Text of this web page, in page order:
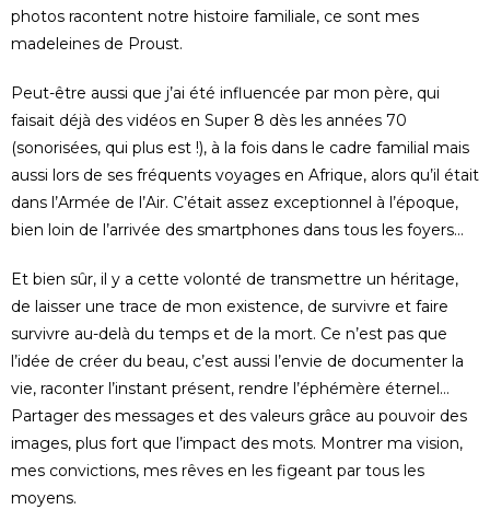
photos racontent notre histoire familiale, ce sont mes
madeleines de Proust.
Peut-être aussi que j’ai été influencée par mon père, qui
faisait déjà des vidéos en Super 8 dès les années 70
(sonorisées, qui plus est !), à la fois dans le cadre familial mais
aussi lors de ses fréquents voyages en Afrique, alors qu’il était
dans l’Armée de l’Air. C’était assez exceptionnel à l’époque,
bien loin de l’arrivée des smartphones dans tous les foyers…
Et bien sûr, il y a cette volonté de transmettre un héritage,
de laisser une trace de mon existence, de survivre et faire
survivre au-delà du temps et de la mort. Ce n’est pas que
l’idée de créer du beau, c’est aussi l’envie de documenter la
vie, raconter l’instant présent, rendre l’éphémère éternel…
Partager des messages et des valeurs grâce au pouvoir des
images, plus fort que l’impact des mots. Montrer ma vision,
mes convictions, mes rêves en les figeant par tous les
moyens.